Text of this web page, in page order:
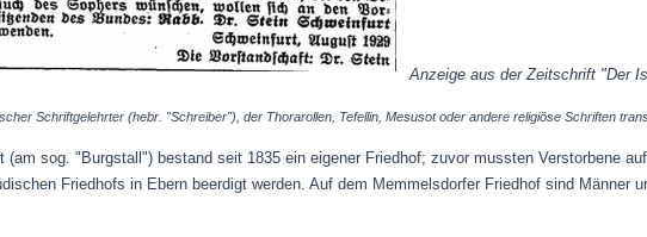
Anzeige aus der Zeitschrift "Der
Schriftgelehrter (hebr. "Schreiber"),der Thorarollen, Tefellin, Mesusot oder andere religiöse Schriften
(am sog. "Burgstall") bestand seit 1835 ein eigener Friedhof; zuvor mussten Verstorbene
Friedhofs in Ebern beerdigt werden. Auf dem Memmelsdorfer Friedhof sind Männer